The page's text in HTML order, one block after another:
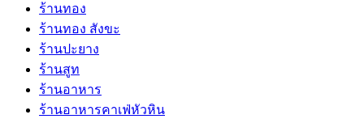
ร้านทอง
ร้านทอง สังขะ
ร้านปะยาง
ร้านสูท
ร้านอาหาร
ร้านอาหารคาเฟ่หัวหิน